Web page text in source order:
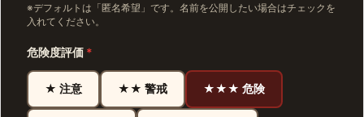
※デフォルトは「匿名希望」です。名前を公開したい場合はチェックを
入れてください。
危険度評価 *
★ 注意 ★★ 警戒 ★★★ 危険